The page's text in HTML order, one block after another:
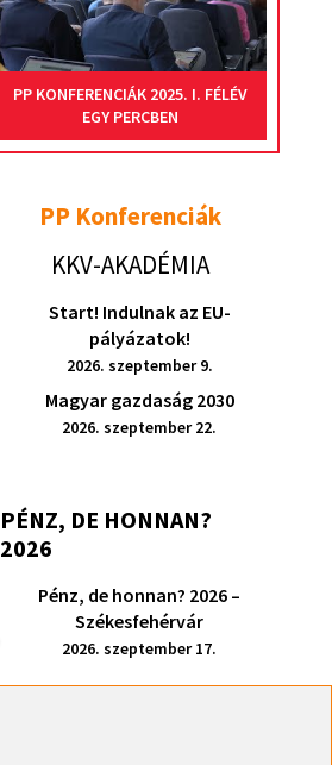
PP KONFERENCIÁK 2025. I. FÉLÉV
EGY PERCBEN
PP Konferenciák
KKV-AKADÉMIA
Start! Indulnak az EU-
pályázatok!
2026. szeptember 9.
Magyar gazdaság 2030
2026. szeptember 22.
PÉNZ, DE HONNAN?
2026
Pénz, de honnan? 2026 –
Székesfehérvár
2026. szeptember 17.